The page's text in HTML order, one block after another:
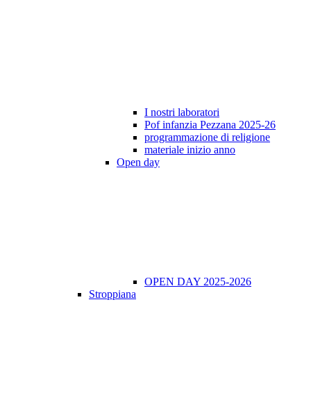
I nostri laboratori
Pof infanzia Pezzana 2025-26
programmazione di religione
materiale inizio anno
Open day
OPEN DAY 2025-2026
Stroppiana